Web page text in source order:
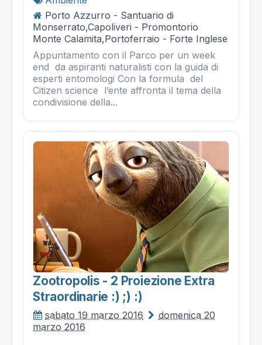
Porto Azzurro - Santuario di
Monserrato,Capoliveri - Promontorio
Monte Calamita,Portoferraio - Forte Inglese
Appuntamento con il Parco per un week
end da aspiranti naturalisti con la guida di
esperti entomologi Con la formula del
Citizen science l’ente affronta il tema della
condivisione della...
Zootropolis - 2 Proiezione Extra
Straordinarie :) ;) :)
sabato 19 marzo 2016
domenica 20
marzo 2016